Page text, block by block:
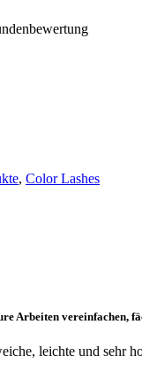
, Color Lashes
Arbeiten vereinfachen,
leichte und sehr